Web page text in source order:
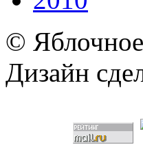
©
Дизайн